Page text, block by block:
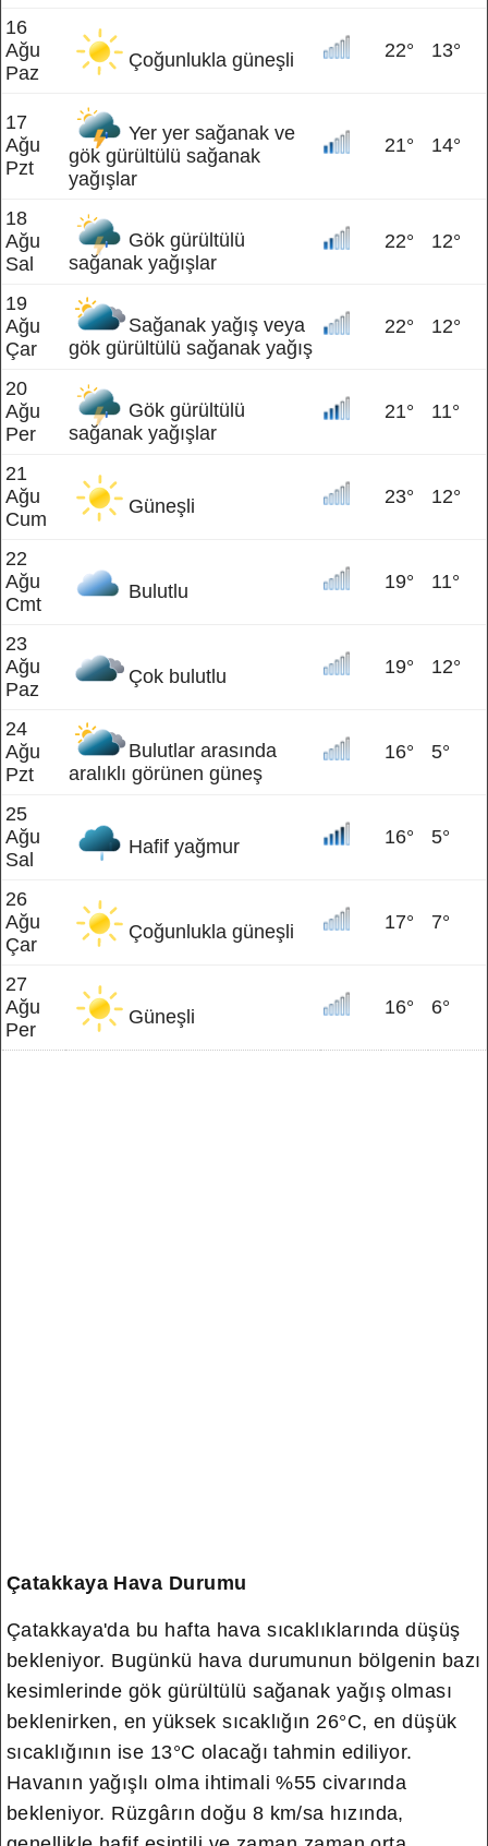
16
Ağu
Paz
Çoğunlukla güneşli 22° 13°
17
Ağu
Pzt
Yer yer sağanak ve
gök gürültülü sağanak
yağışlar
21° 14°
18
Ağu
Sal
Gök gürültülü
sağanak yağışlar
22° 12°
19
Ağu
Çar
Sağanak yağış veya
gök gürültülü sağanak yağış
22° 12°
20
Ağu
Per
Gök gürültülü
sağanak yağışlar
21° 11°
21
Ağu
Cum
Güneşli 23° 12°
22
Ağu
Cmt
Bulutlu 19° 11°
23
Ağu
Paz
Çok bulutlu 19° 12°
24
Ağu
Pzt
Bulutlar arasında
aralıklı görünen güneş
16° 5°
25
Ağu
Sal
Hafif yağmur 16° 5°
26
Ağu
Çar
Çoğunlukla güneşli 17° 7°
27
Ağu
Per
Güneşli 16° 6°
Çatakkaya Hava Durumu
Çatakkaya'da bu hafta hava sıcaklıklarında düşüş
bekleniyor. Bugünkü hava durumunun bölgenin bazı
kesimlerinde gök gürültülü sağanak yağış olması
beklenirken, en yüksek sıcaklığın 26°C, en düşük
sıcaklığının ise 13°C olacağı tahmin ediliyor.
Havanın yağışlı olma ihtimali %55 civarında
bekleniyor. Rüzgârın doğu 8 km/sa hızında,